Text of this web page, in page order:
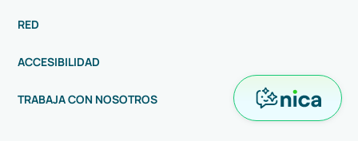
RED
ACCESIBILIDAD
TRABAJA CON NOSOTROS